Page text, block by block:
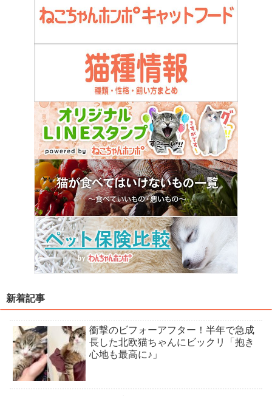
新着記事
衝撃のビフォーアフター！半年で急成
長した北欧猫ちゃんにビックリ「抱き
心地も最高に♪」